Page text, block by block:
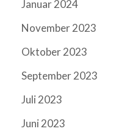
Januar 2024
November 2023
Oktober 2023
September 2023
Juli 2023
Juni 2023